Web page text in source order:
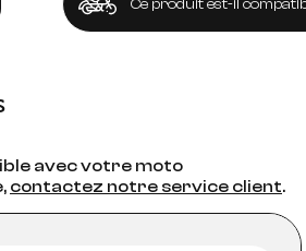
Ce produit est-il
avec votre moto
contactez notre service client.